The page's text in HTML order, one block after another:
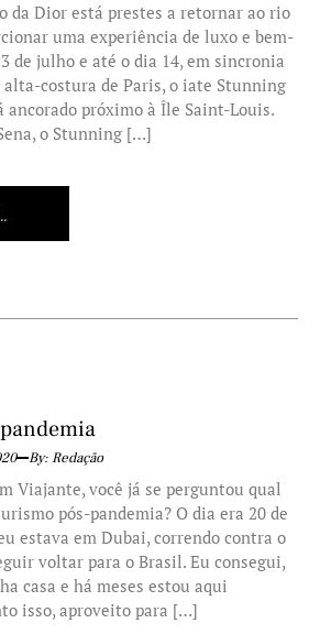
da Dior está prestes a retornar ao rio
uma experiência de luxo e bem-
de julho e até o dia 14, em sincronia
alta-costura de Paris, o iate Stunning
ancorado próximo à Île Saint-Louis.
o Stunning […]
By: Redação
Viajante, você já se perguntou qual
pós-pandemia? O dia era 20 de
estava em Dubai, correndo contra o
voltar para o Brasil. Eu consegui,
casa e há meses estou aqui
isso, aproveito para […]